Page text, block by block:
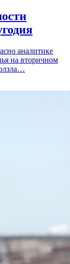
аналитике
на вторичном